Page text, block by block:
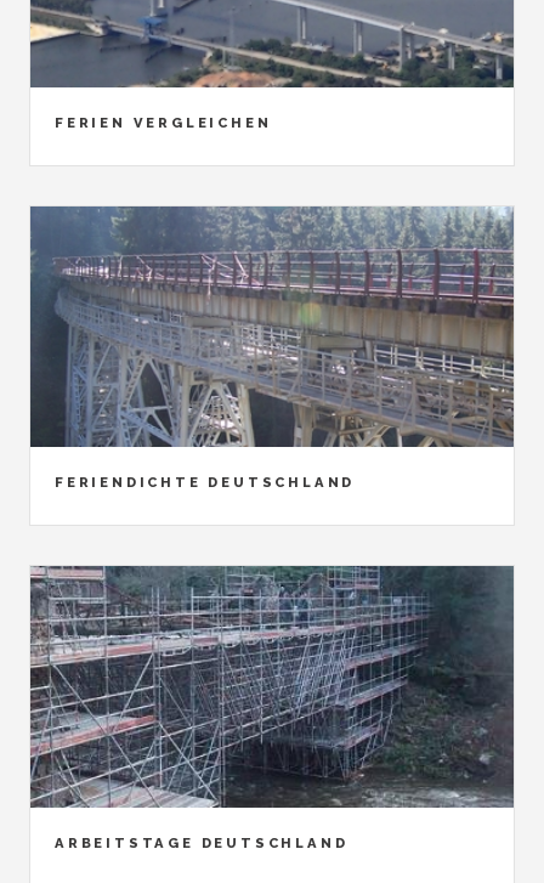
FERIEN VERGLEICHEN
FERIENDICHTE DEUTSCHLAND
ARBEITSTAGE DEUTSCHLAND